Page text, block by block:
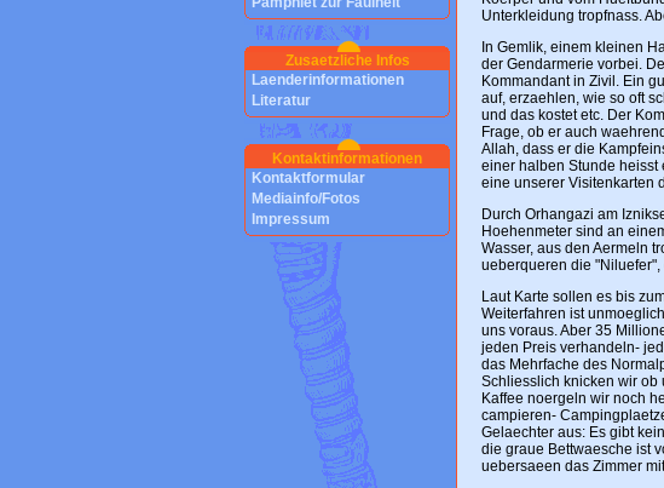
Zusaetzliche Infos
Laenderinformationen
Literatur
Kontaktinformationen
Kontaktformular
Mediainfo/Fotos
Impressum
Unterkleidung tropfnass.
In Gemlik, einem kleinen
der Gendarmerie vorbei.
Kommandant in Zivil. Ein
auf, erzaehlen, wie so oft
und das kostet etc. Der
Frage, ob er auch
Allah, dass er die
einer halben Stunde heisst
eine unserer Visitenkarten
Durch Orhangazi am
Hoehenmeter sind an
Wasser, aus den Aermeln
ueberqueren die
Laut Karte sollen es bis
Weiterfahren ist
uns voraus. Aber 35
jeden Preis verhandeln-
das Mehrfache des
Schliesslich knicken wir ob
Kaffee noergeln wir noch
campieren-
Gelaechter aus: Es gibt
die graue Bettwaesche ist
uebersaeen das Zimmer